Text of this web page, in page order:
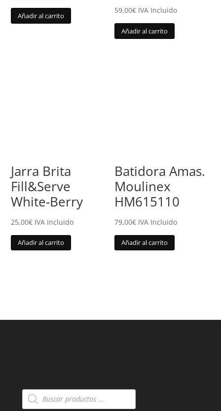
Añadir al carrito
59,00€ IVA Incluido
Añadir al carrito
Jarra Brita
Fill&Serve
White-Berry
25,00€ IVA Incluido
Añadir al carrito
Batidora Amas.
Moulinex
HM615110
79,00€ IVA Incluido
Añadir al carrito
Búsqueda
de